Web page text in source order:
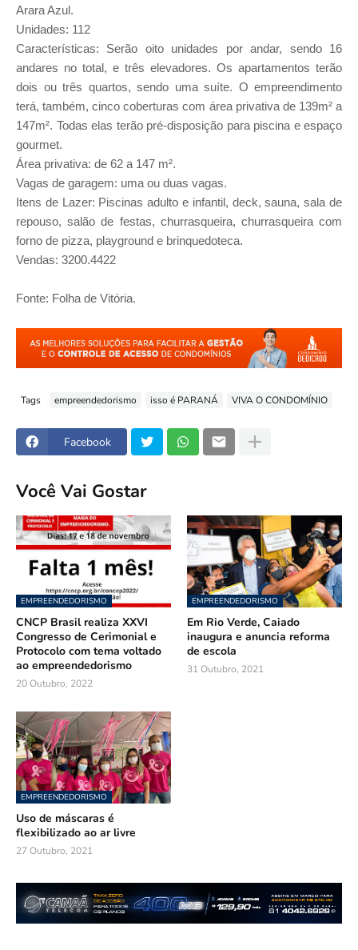
Arara Azul.
Unidades: 112
Características: Serão oito unidades por andar, sendo 16
andares no total, e três elevadores. Os apartamentos terão
dois ou três quartos, sendo uma suíte. O empreendimento
terá, também, cinco coberturas com área privativa de 139m² a
147m². Todas elas terão pré-disposição para piscina e espaço
gourmet.
Área privativa: de 62 a 147 m².
Vagas de garagem: uma ou duas vagas.
Itens de Lazer: Piscinas adulto e infantil, deck, sauna, sala de
repouso, salão de festas, churrasqueira, churrasqueira com
forno de pizza, playground e brinquedoteca.
Vendas: 3200.4422
Fonte: Folha de Vitória.
Tags empreendedorismo isso é PARANÁ VIVA O CONDOMÍNIO
Facebook
Você Vai Gostar
EMPREENDEDORISMO
CNCP Brasil realiza XXVI
Congresso de Cerimonial e
Protocolo com tema voltado
ao empreendedorismo
20 Outubro, 2022
EMPREENDEDORISMO
Em Rio Verde, Caiado
inaugura e anuncia reforma
de escola
31 Outubro, 2021
EMPREENDEDORISMO
Uso de máscaras é
flexibilizado ao ar livre
27 Outubro, 2021